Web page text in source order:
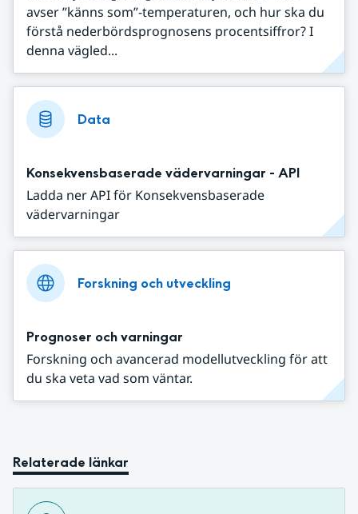
avser ”känns som”-temperaturen, och hur ska du
förstå nederbördsprognosens procentsiffror? I
denna vägled...
Data
Konsekvensbaserade vädervarningar - API
Ladda ner API för Konsekvensbaserade
vädervarningar
Forskning och utveckling
Prognoser och varningar
Forskning och avancerad modellutveckling för att
du ska veta vad som väntar.
Relaterade länkar